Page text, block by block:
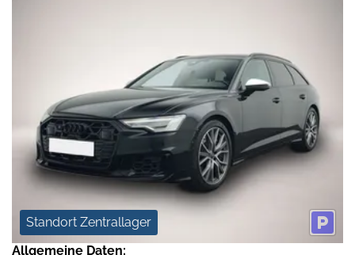
Standort Zentrallager
Allgemeine Daten: